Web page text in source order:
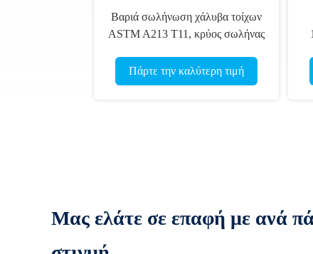
Βαριά σωλήνωση χάλυβα τοίχων
ASTM A213 T11, κρύος σωλήνας
ραφής
Πάρτε την καλύτερη τιμή
Μας ελάτε σε επαφή με ανά